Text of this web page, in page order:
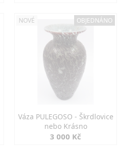
NOVÉ OBJEDNÁNO
Váza PULEGOSO - Škrdlovice
nebo Krásno
3 000 Kč